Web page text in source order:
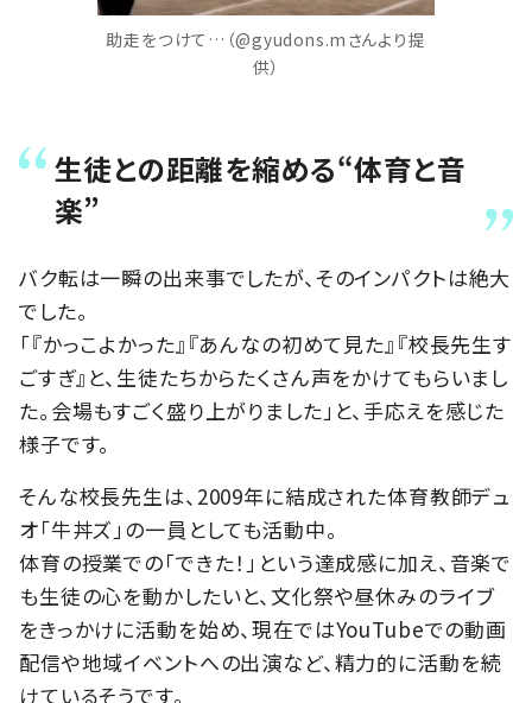
助走をつけて…（@gyudons.mさんより提
供）
生徒との距離を縮める“体育と音
楽”
バク転は一瞬の出来事でしたが、そのインパクトは絶大
でした。
「『かっこよかった』『あんなの初めて見た』『校長先生す
ごすぎ』と、生徒たちからたくさん声をかけてもらいまし
た。会場もすごく盛り上がりました」と、手応えを感じた
様子です。
そんな校長先生は、2009年に結成された体育教師デュ
オ「牛丼ズ」の一員としても活動中。
体育の授業での「できた！」という達成感に加え、音楽で
も生徒の心を動かしたいと、文化祭や昼休みのライブ
をきっかけに活動を始め、現在ではYouTubeでの動画
配信や地域イベントへの出演など、精力的に活動を続
けているそうです。